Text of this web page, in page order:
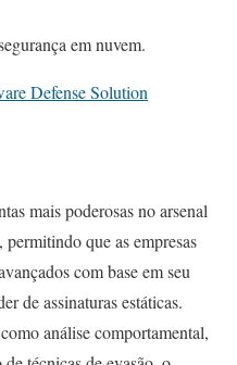
em nuvem.
Defense Solution
mais poderosas no arsenal
que as empresas
com base em seu
de assinaturas estáticas.
análise comportamental,